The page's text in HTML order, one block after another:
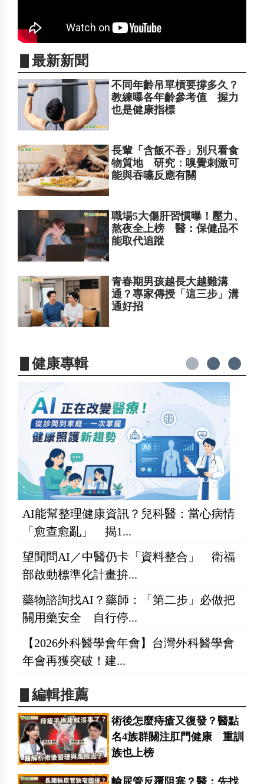
▋最新新聞
不同年齡吊單槓要撐多久？
教練曝各年齡參考值 握力
也是健康指標
長輩「含飯不吞」別只看食
物質地 研究：嗅覺刺激可
能與吞嚥反應有關
職場5大傷肝習慣曝！壓力、
熬夜全上榜 醫：保健品不
能取代追蹤
青春期男孩越長大越難溝
通？專家傳授「這三步」溝
通好招
▋健康專輯
AI能幫整理健康資訊？兒科醫：當心病情
「愈查愈亂」 揭1...
望聞問AI／中醫仍卡「資料整合」 衛福
部啟動標準化計畫拚...
藥物諮詢找AI？藥師：「第二步」必做把
關用藥安全 自行停...
【2026外科醫學會年會】台灣外科醫學會
年會再獲突破！建...
▋編輯推薦
術後怎麼痔瘡又復發？醫點
名4族群關注肛門健康 重訓
族也上榜
輸尿管反覆阻塞？醫：先找